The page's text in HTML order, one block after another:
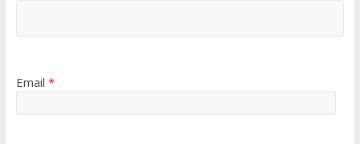
Email *